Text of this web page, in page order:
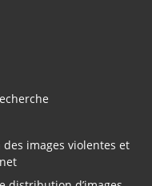
des images violentes et